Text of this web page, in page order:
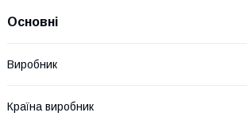
Основні
Виробник
Країна виробник